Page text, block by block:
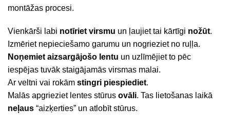
montāžas procesi.
Vienkārši labi notīriet virsmu un ļaujiet tai kārtīgi nožūt.
Izmēriet nepieciešamo garumu un nogrieziet no ruļļa.
Noņemiet aizsargājošo lentu un uzlīmējiet to pēc
iespējas tuvāk staigājamās virsmas malai.
Ar veltni vai rokām stingri piespiediet.
Malās apgrieziet lentes stūrus ovāli. Tas lietošanas laikā
neļaus “aizķerties” un atlobīt stūrus.